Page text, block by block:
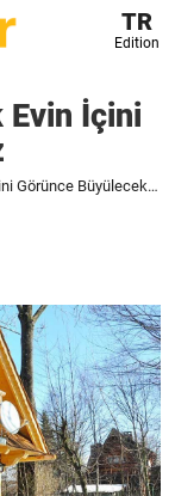
TR
Edition
İçini
Sadece 27 Metrekarelik Evin İçini Görünce Büyüleceksiniz